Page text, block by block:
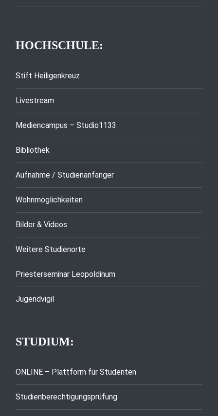
HOCHSCHULE:
Stift Heiligenkreuz
Livestream
Mediencampus – Studio1133
Bibliothek
Aufnahme / Studienanfänger
Wohnmöglichkeiten
Bilder & Videos
Weitere Studienorte
Priesterseminar Leopoldinum
Jugendvigil
STUDIUM:
ONLINE – Plattform für Studenten
Studienberechtigungsprüfung